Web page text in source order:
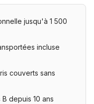
jusqu'à 1 500
incluse
couverts sans
depuis 10 ans